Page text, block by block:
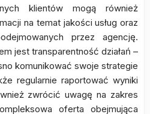
klientów mogą również
na temat jakości usług oraz
przez agencję.
jest transparentność działań –
komunikować swoje strategie
regularnie raportować wyniki
zwrócić uwagę na zakres
oferta obejmująca